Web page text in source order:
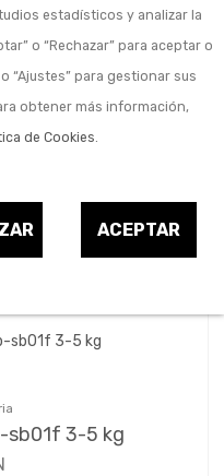
estadísticos y analizar la
o “Rechazar” para aceptar o
“Ajustes” para gestionar sus
obtener más información,
de Cookies.
ACEPTAR
y
Ordenar por: 3
sb01f 3-5 kg